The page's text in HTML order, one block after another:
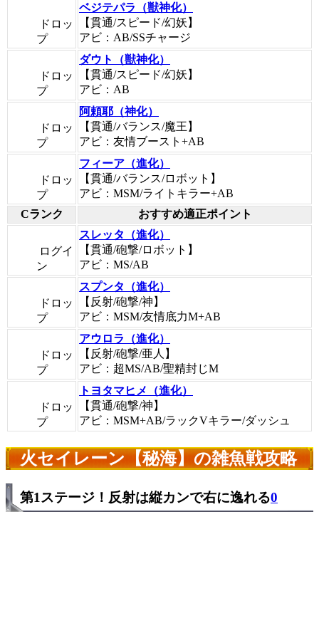
ドロッ
プ
ベジテパラ（獣神化）
【貫通/スピード/幻妖】
アビ：AB/SSチャージ
ドロッ
プ
ダウト（獣神化）
【貫通/スピード/幻妖】
アビ：AB
ドロッ
プ
阿頼耶（神化）
【貫通/バランス/魔王】
アビ：友情ブースト+AB
ドロッ
プ
フィーア（進化）
【貫通/バランス/ロボット】
アビ：MSM/ライトキラー+AB
Cランク
おすすめ適正ポイント
ログイ
ン
スレッタ（進化）
【貫通/砲撃/ロボット】
アビ：MS/AB
ドロッ
プ
スプンタ（進化）
【反射/砲撃/神】
アビ：MSM/友情底力M+AB
ドロッ
プ
アウロラ（進化）
【反射/砲撃/亜人】
アビ：超MS/AB/聖精封じM
ドロッ
プ
トヨタマヒメ（進化）
【貫通/砲撃/神】
アビ：MSM+AB/ラックVキラー/ダッシュ
火セイレーン【秘海】の雑魚戦攻略
第1ステージ！反射は縦カンで右に逸れる0